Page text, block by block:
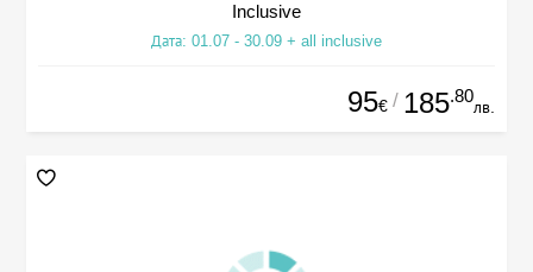
Inclusive
Дата: 01.07 - 30.09 + all inclusive
95€ / 185.80
лв.